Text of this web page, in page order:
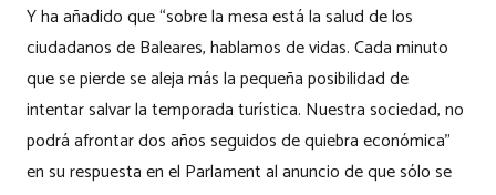
Y ha añadido que “sobre la mesa está la salud de los
ciudadanos de Baleares, hablamos de vidas. Cada minuto
que se pierde se aleja más la pequeña posibilidad de
intentar salvar la temporada turística. Nuestra sociedad, no
podrá afrontar dos años seguidos de quiebra económica”
en su respuesta en el Parlament al anuncio de que sólo se